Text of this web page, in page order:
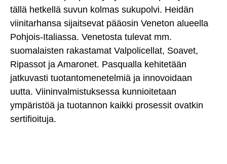
tällä hetkellä suvun kolmas sukupolvi. Heidän
viinitarhansa sijaitsevat pääosin Veneton alueella
Pohjois-Italiassa. Venetosta tulevat mm.
suomalaisten rakastamat Valpolicellat, Soavet,
Ripassot ja Amaronet. Pasqualla kehitetään
jatkuvasti tuotantomenetelmiä ja innovoidaan
uutta. Viininvalmistuksessa kunnioitetaan
ympäristöä ja tuotannon kaikki prosessit ovatkin
sertifioituja.